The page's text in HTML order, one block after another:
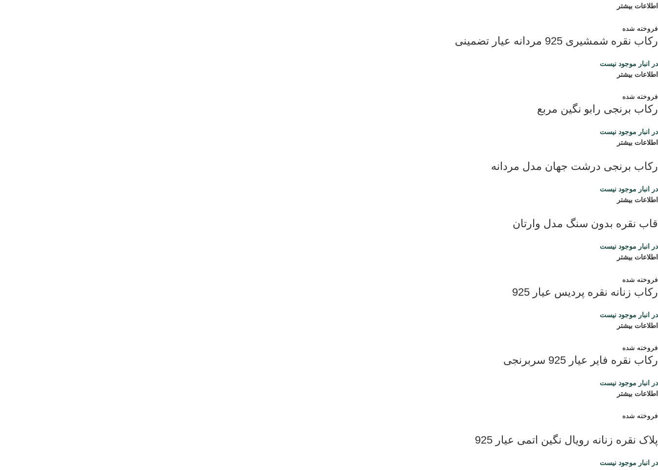
اطلاعات بیشتر
فروخته شده
رکاب نقره شمشیری 925 مردانه عیار تضمینی
در انبار موجود نیست
اطلاعات بیشتر
فروخته شده
رکاب برنجی رابو نگین مربع
در انبار موجود نیست
اطلاعات بیشتر
رکاب برنجی درشت جهان مدل مردانه
در انبار موجود نیست
اطلاعات بیشتر
قاب نقره بدون سنگ مدل وارتان
در انبار موجود نیست
اطلاعات بیشتر
فروخته شده
رکاب زنانه نقره پردیس عیار 925
در انبار موجود نیست
اطلاعات بیشتر
فروخته شده
رکاب نقره فایر عیار 925 سربرنجی
در انبار موجود نیست
اطلاعات بیشتر
فروخته شده
پلاک نقره زنانه رویال نگین اتمی عیار 925
در انبار موجود نیست